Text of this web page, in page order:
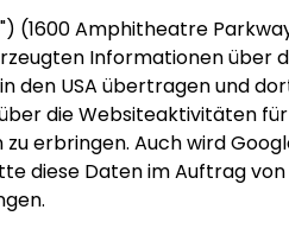
Amphitheatre
Informationen über
den USA übertragen und
die Websiteaktivitäten
erbringen. Auch wird
diese Daten im Auftrag